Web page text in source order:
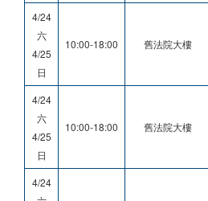
4/24
六
4/25
日
10:00-18:00 舊法院大樓
4/24
六
4/25
日
10:00-18:00 舊法院大樓
4/24